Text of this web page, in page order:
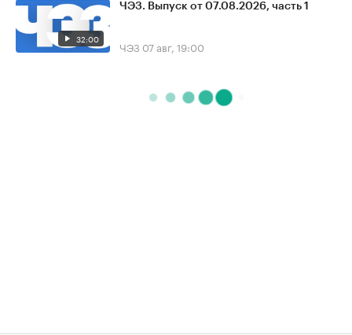
32:00
ЧЭЗ. Выпуск от 07.08.2026, часть 1
ЧЭЗ 07 авг, 19:00